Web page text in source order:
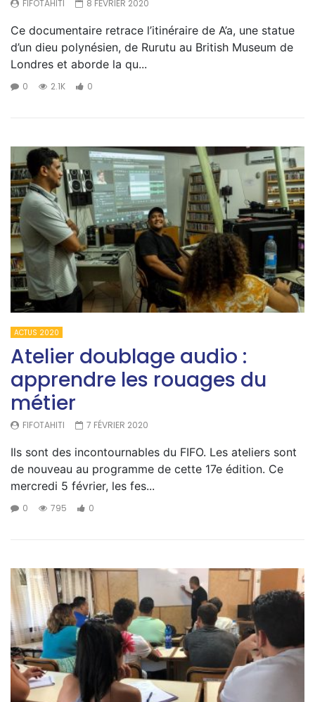
FIFOTAHITI 8 FÉVRIER 2020
Ce documentaire retrace l’itinéraire de A’a, une statue
d’un dieu polynésien, de Rurutu au British Museum de
Londres et aborde la qu...
0 2.1K 0
ACTUS 2020
Atelier doublage audio :
apprendre les rouages du
métier
FIFOTAHITI 7 FÉVRIER 2020
Ils sont des incontournables du FIFO. Les ateliers sont
de nouveau au programme de cette 17e édition. Ce
mercredi 5 février, les fes...
0 795 0